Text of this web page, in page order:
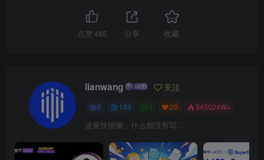
点赞485 分享 收藏
lianwang 关注
0 143 1 20 345024W+
这家伙很懒，什么都没有写...